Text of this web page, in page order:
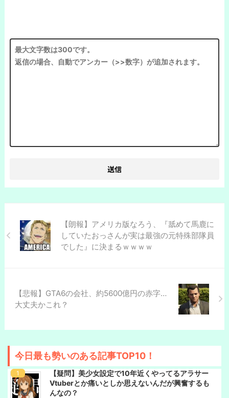
【朗報】アメリカ版なろう、『舐めて馬鹿に
していたおっさんが実は最強の元特殊部隊員
でした』に決まるｗｗｗｗ
【悲報】GTA6の会社、約5600億円の赤字…
大丈夫かこれ？
今日最も勢いのある記事TOP10！
【疑問】美少女設定で10年近くやってるアラサー
Vtuberとか痛いとしか思えないんだが興奮するも
んなの？